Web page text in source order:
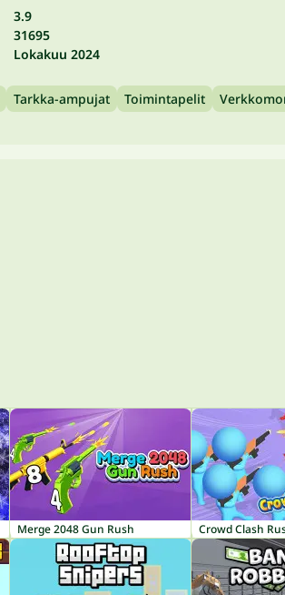
3.9
31695
Lokakuu 2024
Tarkka-ampujat Toimintapelit
Merge 2048 Gun Rush Crowd Clash